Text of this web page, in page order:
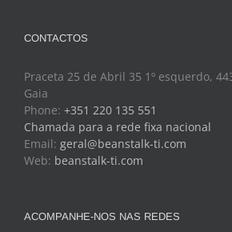
CONTACTOS
Praceta 25 de Abril 35 1º esquerdo,
Gaia
Phone: +351 220 135 551
Chamada para a rede fixa nacional
Email: geral@beanstalk-ti.com
Web: beanstalk-ti.com
ACOMPANHE-NOS NAS REDES